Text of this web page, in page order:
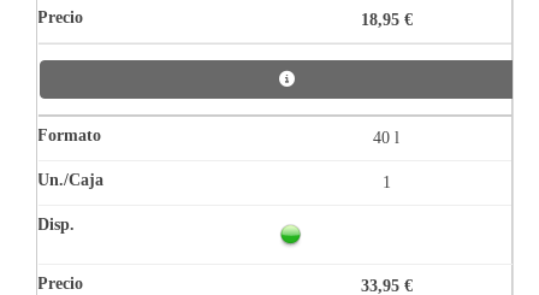
18,95 €
40 l
1
33,95 €